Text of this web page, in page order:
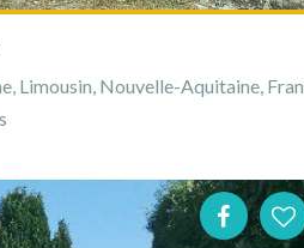
Nouvelle-Aquitaine, France